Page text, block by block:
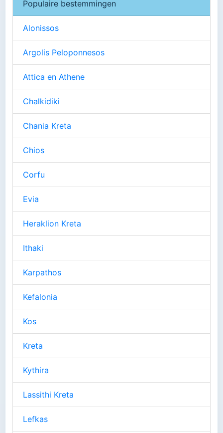
Populaire bestemmingen
Alonissos
Argolis Peloponnesos
Attica en Athene
Chalkidiki
Chania Kreta
Chios
Corfu
Evia
Heraklion Kreta
Ithaki
Karpathos
Kefalonia
Kos
Kreta
Kythira
Lassithi Kreta
Lefkas